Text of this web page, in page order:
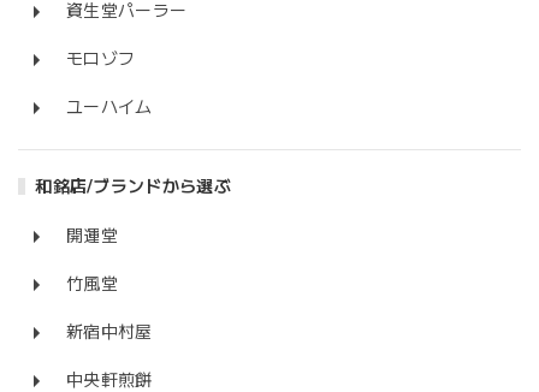
資生堂パーラー
モロゾフ
ユーハイム
和銘店/ブランドから選ぶ
開運堂
竹風堂
新宿中村屋
中央軒煎餅